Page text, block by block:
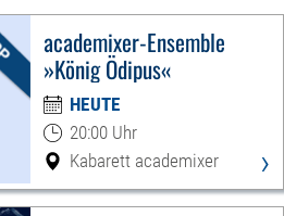
academixer-Ensemble
»König Ödipus«
HEUTE
20:00 Uhr
Kabarett academixer
›